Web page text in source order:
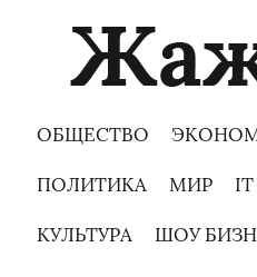
ОБЩЕСТВО
ПОЛИТИКА МИР IT
КУЛЬТУРА ШОУ